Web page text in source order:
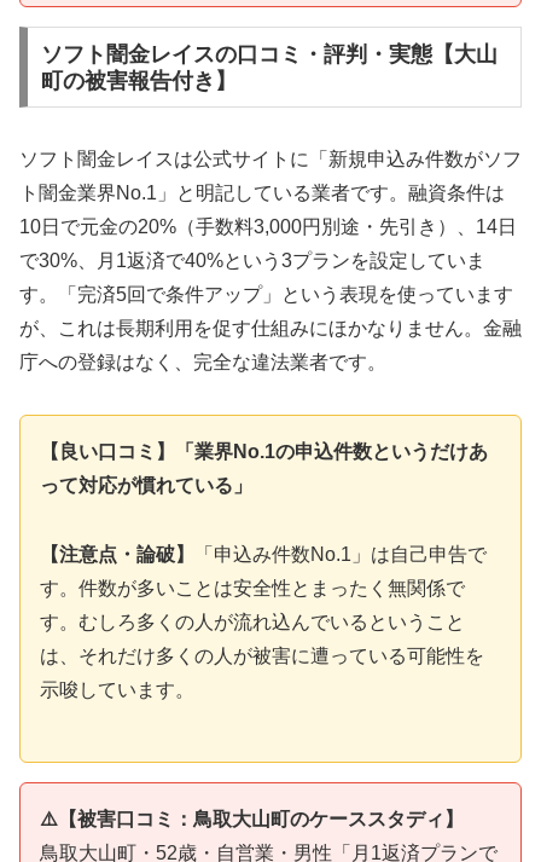
ソフト闇金レイスの口コミ・評判・実態【大山
町の被害報告付き】
ソフト闇金レイスは公式サイトに「新規申込み件数がソフ
ト闇金業界No.1」と明記している業者です。融資条件は
10日で元金の20%（手数料3,000円別途・先引き）、14日
で30%、月1返済で40%という3プランを設定していま
す。「完済5回で条件アップ」という表現を使っています
が、これは長期利用を促す仕組みにほかなりません。金融
庁への登録はなく、完全な違法業者です。
【良い口コミ】「業界No.1の申込件数というだけあ
って対応が慣れている」
【注意点・論破】
「申込み件数No.1」は自己申告で
す。件数が多いことは安全性とまったく無関係で
す。むしろ多くの人が流れ込んでいるということ
は、それだけ多くの人が被害に遭っている可能性を
示唆しています。
⚠️【被害口コミ：鳥取大山町のケーススタディ】
鳥取大山町・52歳・自営業・男性「月1返済プランで